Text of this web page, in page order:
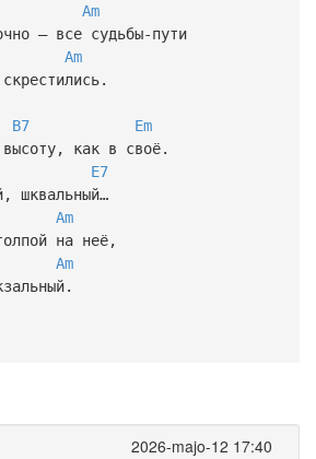
Am
— все судьбы-пути
Am
B7
Em
как в своё.
E7
шквальный…
Am
на неё,
Am
2026-majo-12 17:40